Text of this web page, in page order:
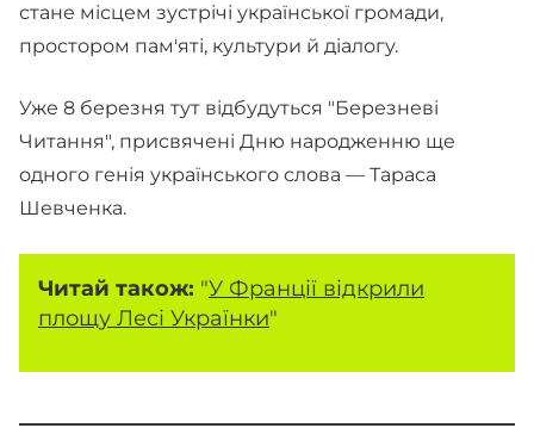
стане місцем зустрічі української громади,
простором пам'яті, культури й діалогу.
Уже 8 березня тут відбудуться "Березневі
Читання", присвячені Дню народженню ще
одного генія українського слова — Тараса
Шевченка.
Читай також: "У Франції відкрили
площу Лесі Українки"